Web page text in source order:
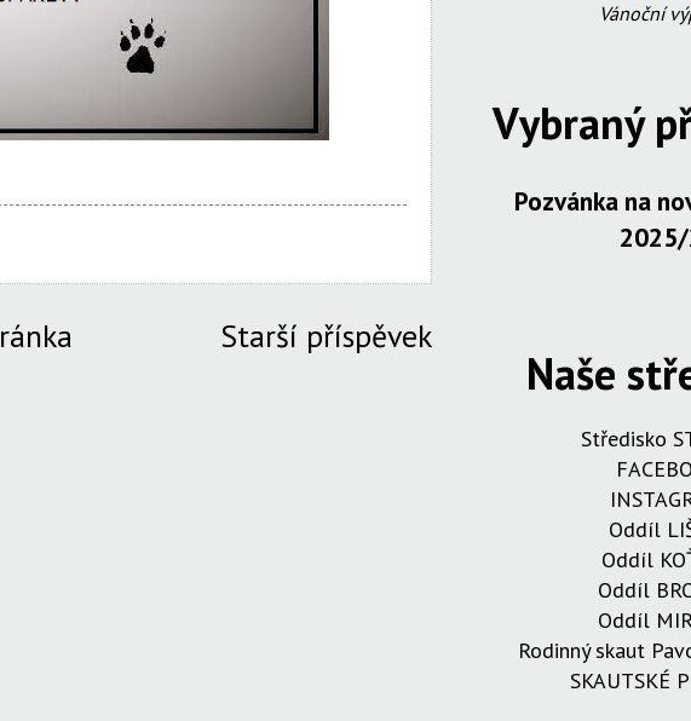
Starší příspěvek
Vánoční
Vybraný
Pozvánka na
Naše
Středisko
Oddíl
Oddíl
Oddíl
Oddíl
Rodinný skaut
SKAUTSKÉ